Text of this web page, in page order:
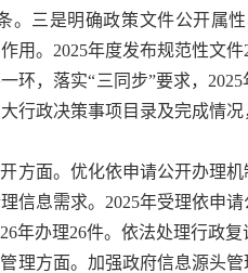
。三是明确政策文件公开属
用。2025年度发布规范性文
环，落实“三同步”要求，
行政决策事项目录及完成情
开方面。优化依申请公开办理
信息需求。2025年受理依申
年办理26件。依法处理行政
管理方面。加强政府信息源头